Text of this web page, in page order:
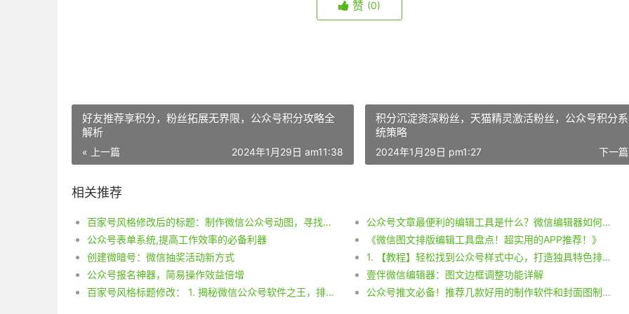
赞 (0)
好友推荐享积分，粉丝拓展无界限，公众号积分攻略全
解析
« 上一篇 2024年1月29日 am11:38
积分沉淀资深粉丝，天猫精灵激活粉丝，公众号积分系
统策略
下一
2024年1月29日 pm1:27
相关推荐
百家号风格修改后的标题：制作微信公众号动图，寻找动图表情包攻略！
公众号文章最便利的编辑工具是什么？微信编辑器如何使用？
公众号表单系统,提高工作效率的必备利器
《微信图文排版编辑工具盘点！超实用的APP推荐！》
创建微暗号：微信抽奖活动新方式
1. 【教程】轻松找到公众号样式中心，打造独具特色排版！ 2. 【实操】一步步教你设置公众号排版样式，让文章更美观！
公众号报名神器，简易操作效益倍增
壹伴微信编辑器：图文边框调整功能详解
百家号风格标题修改： 1. 揭秘微信公众号软件之王，排版技巧助你制作绝美公众号！ 2. 公众号制作神器大盘点，教你打造精致排版迷人公众号！ 3. 公众号制作软件推荐，打造炫酷排版超赞公众号！
公众号推文必备！推荐几款好用的制作软件和封面图制作技巧